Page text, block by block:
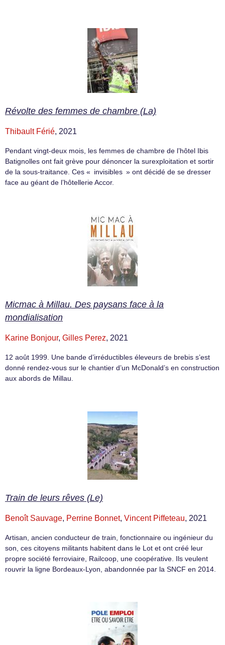
Révolte des femmes de chambre (La)
Thibault Férié, 2021
Pendant vingt-deux mois, les femmes de chambre de l’hôtel Ibis
Batignolles ont fait grève pour dénoncer la surexploitation et sortir
de la sous-traitance. Ces « invisibles » ont décidé de se dresser
face au géant de l’hôtellerie Accor.
Micmac à Millau. Des paysans face à la
mondialisation
Karine Bonjour, Gilles Perez, 2021
12 août 1999. Une bande d’irréductibles éleveurs de brebis s’est
donné rendez-vous sur le chantier d’un McDonald’s en construction
aux abords de Millau.
Train de leurs rêves (Le)
Benoît Sauvage, Perrine Bonnet, Vincent Piffeteau, 2021
Artisan, ancien conducteur de train, fonctionnaire ou ingénieur du
son, ces citoyens militants habitent dans le Lot et ont créé leur
propre société ferroviaire, Railcoop, une coopérative. Ils veulent
rouvrir la ligne Bordeaux-Lyon, abandonnée par la SNCF en 2014.